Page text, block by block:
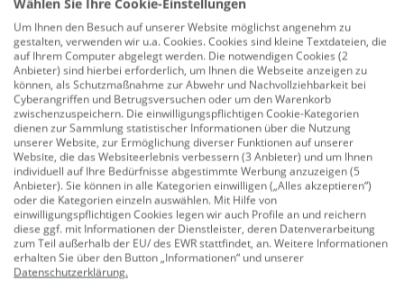
Ca dei Frati Weißwein Lugana trocken
Italien 1 x 0,75 L
Produktnummer:0642011616
Ein Meisterstück aus der Lugana-Region, geprägt von
erlesener Eleganz und einem harmonischen Bouquet.
Dieser Wein spiegelt die Essenz des Terroirs wider und
verwöhnt den Gaumen mit subtilen Fruchtnoten.
Herkunftsland: Italien/Lombardei
Alkoholgehalt: 13 % Volumen
Rebsorte: Trebbiano di Lugana
Wählen Sie Ihre Cookie-Einstellungen
Um Ihnen den Besuch auf unserer Website möglichst angenehm zu
gestalten, verwenden wir u.a. Cookies. Cookies sind kleine Textdateien, die
auf Ihrem Computer abgelegt werden. Die notwendigen Cookies (2
Anbieter) sind hierbei erforderlich, um Ihnen die Webseite anzeigen zu
können, als Schutzmaßnahme zur Abwehr und Nachvollziehbarkeit bei
Cyberangriffen und Betrugsversuchen oder um den Warenkorb
zwischenzuspeichern. Die einwilligungspflichtigen Cookie-Kategorien
dienen zur Sammlung statistischer Informationen über die Nutzung
unserer Website, zur Ermöglichung diverser Funktionen auf unserer
Website, die das Websiteerlebnis verbessern (3 Anbieter) und um Ihnen
individuell auf Ihre Bedürfnisse abgestimmte Werbung anzuzeigen (5
Anbieter). Sie können in alle Kategorien einwilligen („Alles akzeptieren“)
oder die Kategorien einzeln auswählen. Mit Hilfe von
einwilligungspflichtigen Cookies legen wir auch Profile an und reichern
diese ggf. mit Informationen der Dienstleister, deren Datenverarbeitung
zum Teil außerhalb der EU/ des EWR stattfindet, an. Weitere Informationen
erhalten Sie über den Button „Informationen“ und unserer
Datenschutzerklärung.